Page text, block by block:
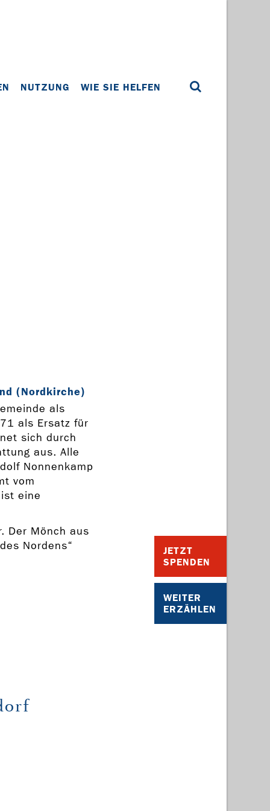
NUTZUNG WIE SIE HELFEN
JETZT
SPENDEN
WEITER
ERZÄHLEN
(Nordkirche)
als
als Ersatz für
sich durch
aus. Alle
Nonnenkamp
vom
eine
Der Mönch aus
Nordens“